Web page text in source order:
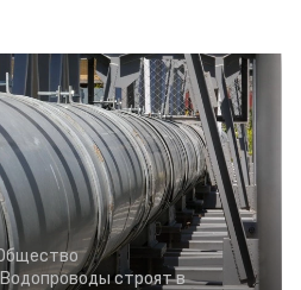
Водопроводы строят в